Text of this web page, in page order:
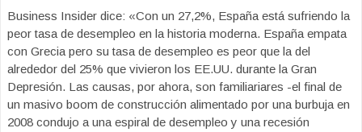
Business Insider dice: «Con un 27,2%, España está sufriendo la
peor tasa de desempleo en la historia moderna. España empata
con Grecia pero su tasa de desempleo es peor que la del
alrededor del 25% que vivieron los EE.UU. durante la Gran
Depresión. Las causas, por ahora, son familiariares -el final de
un masivo boom de construcción alimentado por una burbuja en
2008 condujo a una espiral de desempleo y una recesión